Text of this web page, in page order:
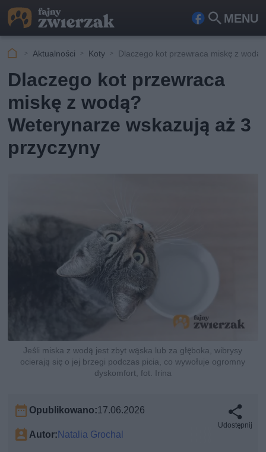
MENU
Fa
ook
Szu
Aktualności Koty Dlaczego kot przewraca miskę z wodą?
Dlaczego kot przewraca
miskę z wodą?
Weterynarze wskazują aż 3
przyczyny
Jeśli miska z wodą jest zbyt wąska lub za głęboka, wibrysy
ocierają się o jej brzegi podczas picia, co wywołuje ogromny
dyskomfort, fot. Irina
Opublikowano:17.06.2026
Autor:Natalia Grochal
Udostępnij